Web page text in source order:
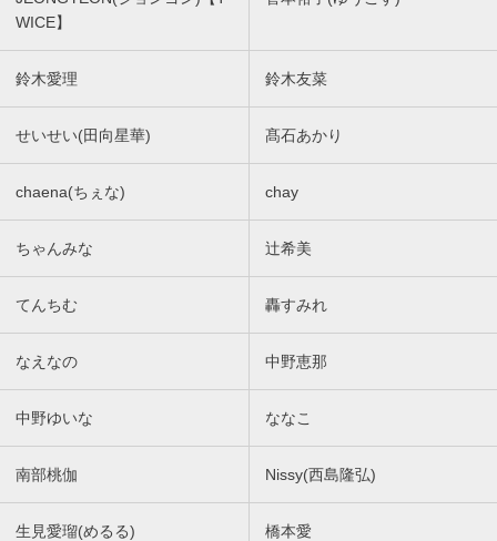
WICE】
鈴木愛理 鈴木友菜
せいせい(田向星華) 髙石あかり
chaena(ちぇな) chay
ちゃんみな 辻希美
てんちむ 轟すみれ
なえなの 中野恵那
中野ゆいな ななこ
南部桃伽 Nissy(西島隆弘)
生見愛瑠(めるる) 橋本愛